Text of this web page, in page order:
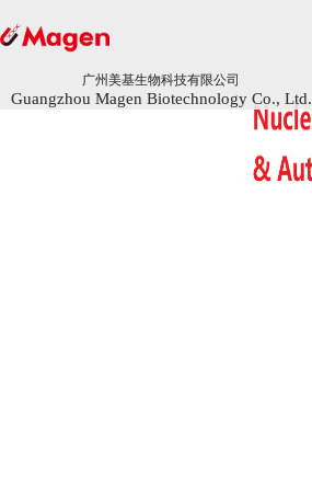
广州美基生物科技有限公司
Guangzhou Magen Biotechnology Co., Ltd.
广州美基生物科技有限公司
Guangzhou Magen Biotechnology Co., Ltd.